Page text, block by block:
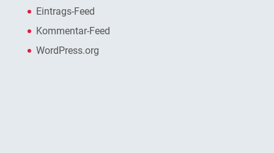
Eintrags-Feed
Kommentar-Feed
WordPress.org